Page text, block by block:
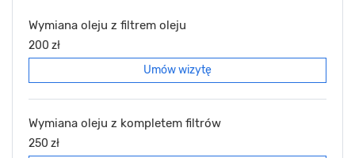
Wymiana oleju z filtrem oleju
200 zł
Umów wizytę
Wymiana oleju z kompletem filtrów
250 zł